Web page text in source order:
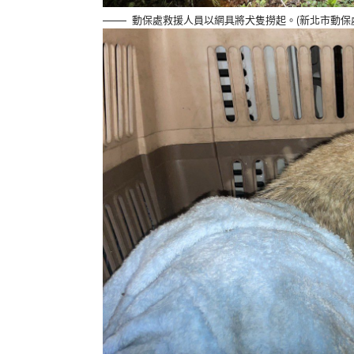
動保處救援人員以網具將犬隻撈起。(新北市動保